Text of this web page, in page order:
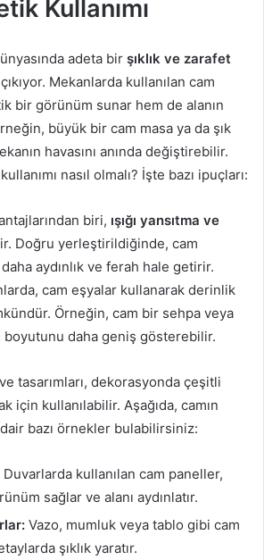
Kullanımı
adeta bir şıklık ve zarafet
Mekanlarda kullanılan cam
bir görünüm sunar hem de alanın
büyük bir cam masa ya da şık
havasını anında değiştirebilir.
nasıl olmalı? İşte bazı ipuçları:
biri, ışığı yansıtma ve
Doğru yerleştirildiğinde, cam
aydınlık ve ferah hale getirir.
cam eşyalar kullanarak derinlik
Örneğin, cam bir sehpa veya
boyutunu daha geniş gösterebilir.
tasarımları, dekorasyonda çeşitli
için kullanılabilir. Aşağıda, camın
bazı örnekler bulabilirsiniz:
Duvarlarda kullanılan cam paneller,
sağlar ve alanı aydınlatır.
Vazo, mumluk veya tablo gibi cam
şıklık yaratır.